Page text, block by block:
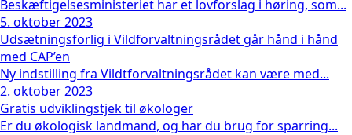
Beskæftigelsesministeriet har et lovforslag i høring, som...
5. oktober 2023
Udsætningsforlig i Vildforvaltningsrådet går hånd i hånd
med CAP’en
Ny indstilling fra Vildtforvaltningsrådet kan være med...
2. oktober 2023
Gratis udviklingstjek til økologer
Er du økologisk landmand, og har du brug for sparring...